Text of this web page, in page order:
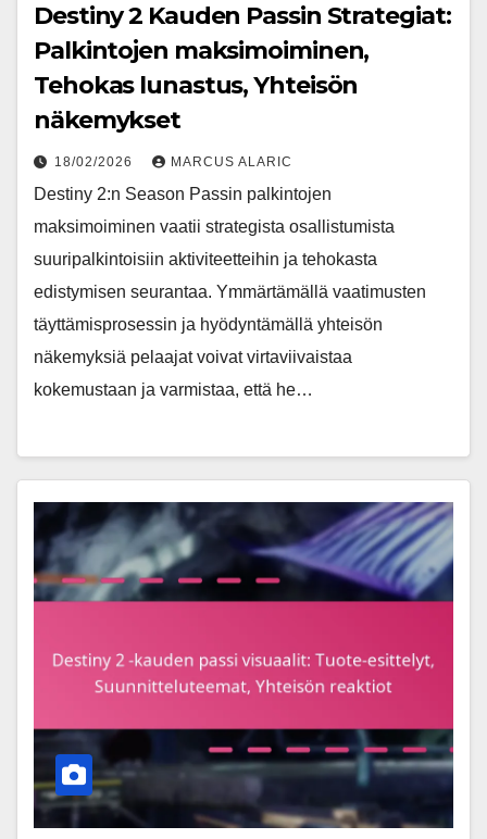
Destiny 2 Kauden Passin Strategiat:
Palkintojen maksimoiminen,
Tehokas lunastus, Yhteisön
näkemykset
18/02/2026 MARCUS ALARIC
Destiny 2:n Season Passin palkintojen
maksimoiminen vaatii strategista osallistumista
suuripalkintoisiin aktiviteetteihin ja tehokasta
edistymisen seurantaa. Ymmärtämällä vaatimusten
täyttämisprosessin ja hyödyntämällä yhteisön
näkemyksiä pelaajat voivat virtaviivaistaa
kokemustaan ja varmistaa, että he…